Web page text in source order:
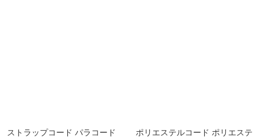
ストラップコード パラコード
ポリエステルコード ポリエステ